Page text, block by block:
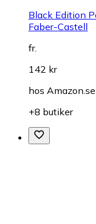
Black Edition
Faber-Castell
fr.
142 kr
hos Amazon.se
+8 butiker